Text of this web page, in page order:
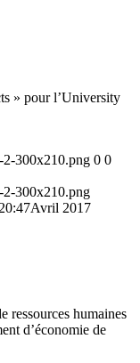
» pour l’University
300x210.png 0 0
300x210.png
Avril 2017
ressources humaines
d’économie de